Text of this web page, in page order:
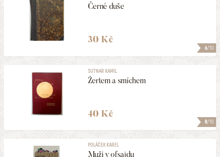
6/10
Černé duše
30 Kč
8/10
SUTNAR KAMIL
Žertem a smíchem
40 Kč
POLÁČEK KAREL
Muži v ofsajdu